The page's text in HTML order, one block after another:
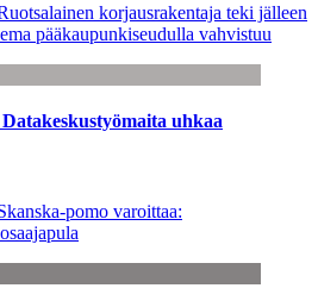
korjausrakentaja teki jälleen
pääkaupunkiseudulla vahvistuu
uhkaa
pomo varoittaa: